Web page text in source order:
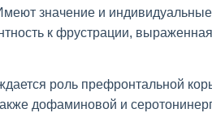
значение и
к фрустрации,
роль префронтальной
дофаминовой и